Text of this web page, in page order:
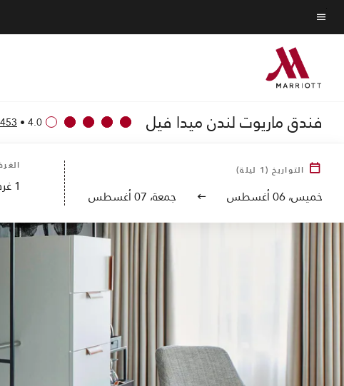
Skip
to
content
نص القائمة
فندق ماريوت لندن ميدا فيل 4.0
•
1453
التواريخ (
1 ليلة)
خميس، 06 أغسطس جمعة، 07 أغسطس
1